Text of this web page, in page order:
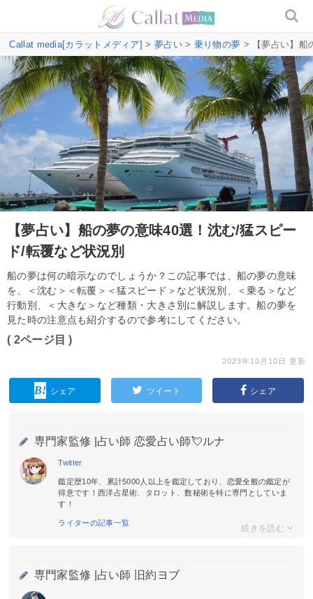
Callat media[カラットメディア] > 夢占い> 乗り物の夢 > 【夢占い】船
【夢占い】船の夢の意味40選！沈む/猛スピー
ド/転覆など状況別
船の夢は何の暗示なのでしょうか？この記事では、船の夢の意味
を、＜沈む＞＜転覆＞＜猛スピード＞など状況別、＜乗る＞など
行動別、＜大きな＞など種類・大きさ別に解説します。船の夢を
見た時の注意点も紹介するので参考にしてください。
( 2ページ目 )
2023年10月10日 更新
シェア ツイート シェア
専門家監修 | 占い師 恋愛占い師💘ルナ
Twitter
鑑定歴10年、累計5000人以上を鑑定しており、恋愛全般の鑑定が
得意です！西洋占星術、タロット、数秘術を特に専門としていま
す！
ライターの記事一覧
専門家監修 | 占い師 旧約ヨブ